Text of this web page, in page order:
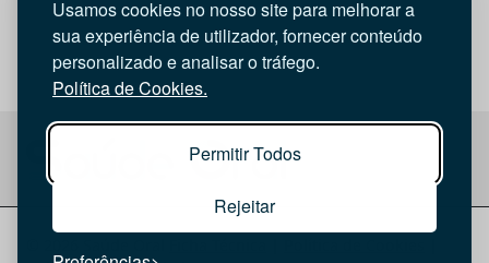
Usamos cookies no nosso site para melhorar a
sua experiência de utilizador, fornecer conteúdo
personalizado e analisar o tráfego.
Política de Cookies.
Permitir Todos
Rejeitar
Entrevista